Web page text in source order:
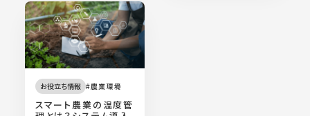
お役立ち情報 農業環境
スマート農業の温度管